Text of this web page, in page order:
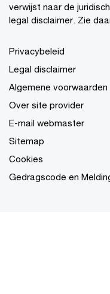
verwijst naar de
legal disclaimer. Zie
Privacybeleid
Legal disclaimer
Algemene voorwaarden
Over site provider
E-mail webmaster
Sitemap
Cookies
Gedragscode en